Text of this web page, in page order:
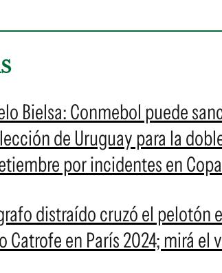
Bielsa: Conmebol puede
de Uruguay para la
por incidentes en
distraído cruzó el pelotón
Catrofe en París 2024; mirá el